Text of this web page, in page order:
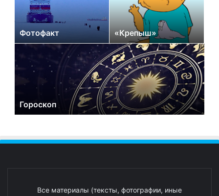
Фотофакт «Крепыш»
Гороскоп
Все материалы (тексты, фотографии, иные